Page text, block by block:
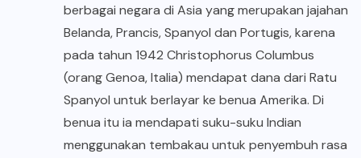
berbagai negara di Asia yang merupakan jajahan
Belanda, Prancis, Spanyol dan Portugis, karena
pada tahun 1942 Christophorus Columbus
(orang Genoa, Italia) mendapat dana dari Ratu
Spanyol untuk berlayar ke benua Amerika. Di
benua itu ia mendapati suku-suku Indian
menggunakan tembakau untuk penyembuh rasa